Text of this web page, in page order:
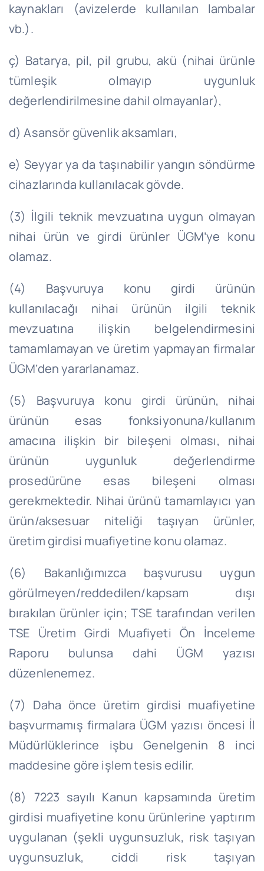
kaynakları (avizelerde kullanılan lambalar
vb.).
ç) Batarya, pil, pil grubu, akü (nihai ürünle
tümleşik olmayıp uygunluk
değerlendirilmesine dahil olmayanlar),
d) Asansör güvenlik aksamları,
e) Seyyar ya da taşınabilir yangın söndürme
cihazlarında kullanılacak gövde.
(3) İlgili teknik mevzuatına uygun olmayan
nihai ürün ve girdi ürünler ÜGM’ye konu
olamaz.
(4) Başvuruya konu girdi ürünün
kullanılacağı nihai ürünün ilgili teknik
mevzuatına ilişkin belgelendirmesini
tamamlamayan ve üretim yapmayan firmalar
ÜGM’den yararlanamaz.
(5) Başvuruya konu girdi ürünün, nihai
ürünün esas fonksiyonuna/kullanım
amacına ilişkin bir bileşeni olması, nihai
ürünün uygunluk değerlendirme
prosedürüne esas bileşeni olması
gerekmektedir. Nihai ürünü tamamlayıcı yan
ürün/aksesuar niteliği taşıyan ürünler,
üretim girdisi muafiyetine konu olamaz.
(6) Bakanlığımızca başvurusu uygun
görülmeyen/reddedilen/kapsam dışı
bırakılan ürünler için; TSE tarafından verilen
TSE Üretim Girdi Muafiyeti Ön İnceleme
Raporu bulunsa dahi ÜGM yazısı
düzenlenemez.
(7) Daha önce üretim girdisi muafiyetine
başvurmamış firmalara ÜGM yazısı öncesi İl
Müdürlüklerince işbu Genelgenin 8 inci
maddesine göre işlem tesis edilir.
(8) 7223 sayılı Kanun kapsamında üretim
girdisi muafiyetine konu ürünlerine yaptırım
uygulanan (şekli uygunsuzluk, risk taşıyan
uygunsuzluk, ciddi risk taşıyan